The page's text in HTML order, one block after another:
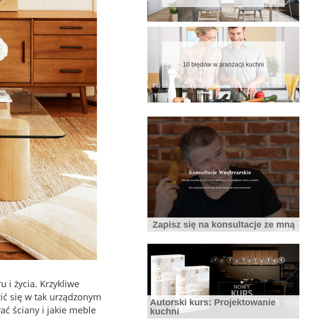
i życia. Krzykliwe
się w tak urządzonym
ściany i jakie meble
10 błędów w aranżacji kuchni
Jaki blat do kuchni wybrać
10 najczęstszych błędów popełnianych
przy projektowaniu wnętrz.
7 błędów które zepsują aranżację
Zapisz się na konsultacje ze mną
Autorski kurs: Projektowanie
kuchni